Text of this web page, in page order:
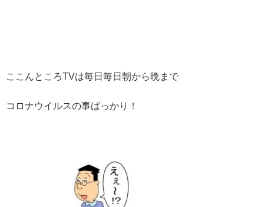
ここんところTVは毎日毎日朝から晩まで
コロナウイルスの事ばっかり！